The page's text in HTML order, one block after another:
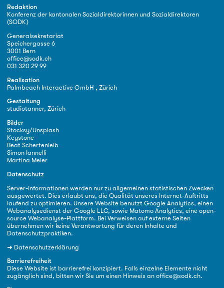
Redaktion
Konferenz der kantonalen Sozialdirektorinnen und Sozialdirektoren
(SODK)
Generalsekretariat
Speichergasse 6
3001 Bern
office@sodk.ch
031 320 29 99
Realisation
Palmbeach Interactive GmbH , Zürich
Gestaltung
studiotanner, Zürich
Bilder
Stocksy/Unsplash
Keystone
Beat Schertenleib
Simon Iannelli
Martina Meier
Datenschutz
Server-Informationen werden nur zu allgemeinen statistischen Zwecken
ausgewertet. Dies erlaubt uns, die Qualität unseres Internet-Auftritts
laufend zu optimieren. Unsere Website benutzt Google Analytics, einen
Webanalysedienst der Google LLC, sowie Matomo Analytics, eine open-
source Webanalyse-Plattform. Bei Verweisen auf externe Seiten
übernehmen wir keine Verantwortung für deren Inhalte und
Datenschutzpraktiken.
➜ Datenschutzerklärung
Barrierefreiheit
Diese Website ist barrierefrei konzipiert. Falls einzelne Elemente nicht
zugänglich sind, bitten wir Sie um einen Hinweis an office@sodk.ch.